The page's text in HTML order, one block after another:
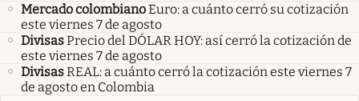
Mercado colombianoEuro: a cuánto cerró su cotización
este viernes 7 de agosto
DivisasPrecio del DÓLAR HOY: así cerró la cotización de
este viernes 7 de agosto
DivisasREAL: a cuánto cerró la cotización este viernes 7
de agosto en Colombia